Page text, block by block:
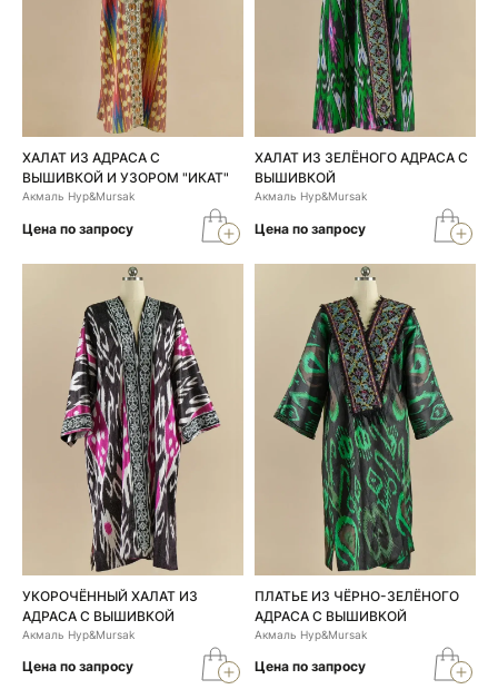
ХАЛАТ ИЗ АДРАСА С
ВЫШИВКОЙ И УЗОРОМ "ИКАТ"
Акмаль Нур&Mursak
Цена по запросу
ХАЛАТ ИЗ ЗЕЛЁНОГО АДРАСА С
ВЫШИВКОЙ
Акмаль Нур&Mursak
Цена по запросу
УКОРОЧЁННЫЙ ХАЛАТ ИЗ
АДРАСА С ВЫШИВКОЙ
Акмаль Нур&Mursak
Цена по запросу
ПЛАТЬЕ ИЗ ЧЁРНО-ЗЕЛЁНОГО
АДРАСА С ВЫШИВКОЙ
Акмаль Нур&Mursak
Цена по запросу